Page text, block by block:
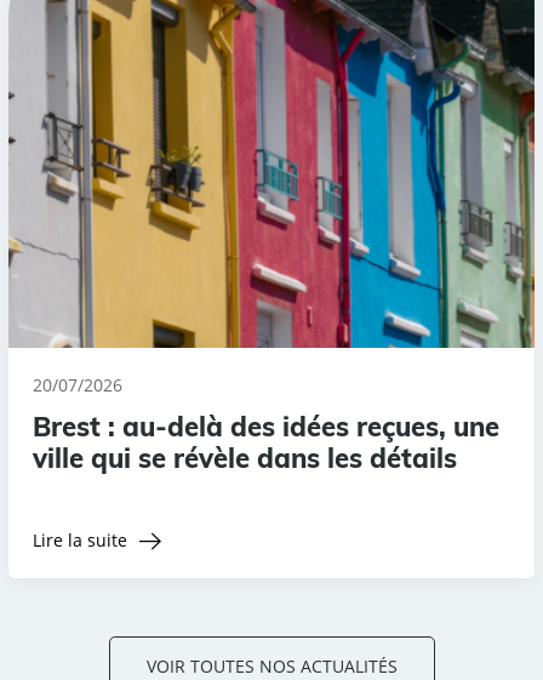
20/07/2026
Brest : au-delà des idées reçues, une
ville qui se révèle dans les détails
Lire la suite
VOIR TOUTES NOS ACTUALITÉS